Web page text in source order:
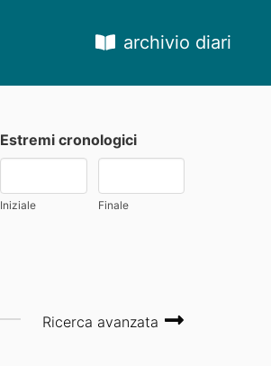
archivio diari
Estremi cronologici
Iniziale Finale
Ricerca avanzata